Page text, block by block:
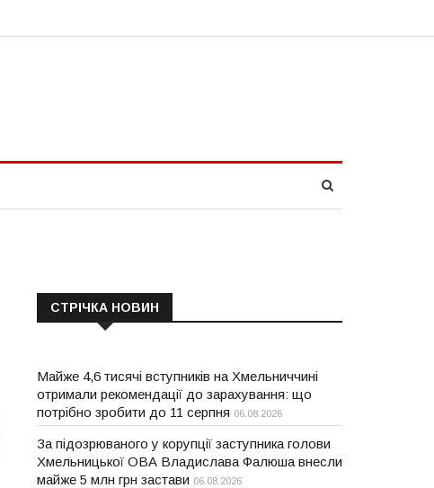
СТРІЧКА НОВИН
Майже 4,6 тисячі вступників на Хмельниччині
отримали рекомендації до зарахування: що
потрібно зробити до 11 серпня 06.08.2026
За підозрюваного у корупції заступника голови
Хмельницької ОВА Владислава Фалюша внесли
майже 5 млн грн застави 06.08.2026